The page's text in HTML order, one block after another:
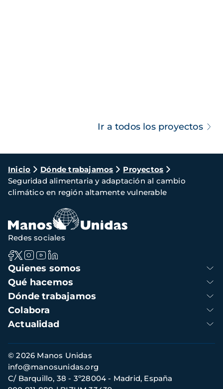
Ir a todos los proyectos
Ruta
de
navegación
Inicio Dónde trabajamos
Proyectos
Seguridad alimentaria y adaptación al cambio
climático en región altamente vulnerable
Navegación
principal
Quienes somos
Qué hacemos
Dónde trabajamos
Colabora
Actualidad
Redes sociales
Información
de
contacto
© 2026 Manos Unidas
C/ Barquillo, 38 - 3º28004 - Madrid, España
info@manosunidas.org